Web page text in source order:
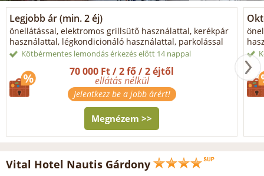
Legjobb ár (min. 2 éj)
önellátással, elektromos grillsütő használattal, kerékpár
használattal, légkondicionáló használattal, parkolással
Kötbérmentes lemondás érkezés előtt 14 nappal
70 000 Ft / 2 fő / 2 éjtől
ellátás nélkül
Jelentkezz be a jobb árért!
Megnézem >>
Vital Hotel Nautis Gárdony